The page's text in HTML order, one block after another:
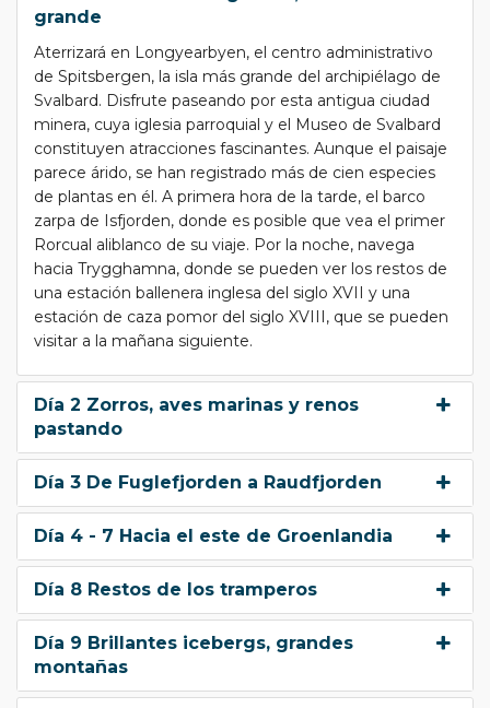
grande
Aterrizará en Longyearbyen, el centro administrativo
de Spitsbergen, la isla más grande del archipiélago de
Svalbard. Disfrute paseando por esta antigua ciudad
minera, cuya iglesia parroquial y el Museo de Svalbard
constituyen atracciones fascinantes. Aunque el paisaje
parece árido, se han registrado más de cien especies
de plantas en él. A primera hora de la tarde, el barco
zarpa de Isfjorden, donde es posible que vea el primer
Rorcual aliblanco de su viaje. Por la noche, navega
hacia Trygghamna, donde se pueden ver los restos de
una estación ballenera inglesa del siglo XVII y una
estación de caza pomor del siglo XVIII, que se pueden
visitar a la mañana siguiente.
Día 2 Zorros, aves marinas y renos
pastando
Día 3 De Fuglefjorden a Raudfjorden
Día 4 - 7 Hacia el este de Groenlandia
Día 8 Restos de los tramperos
Día 9 Brillantes icebergs, grandes
montañas